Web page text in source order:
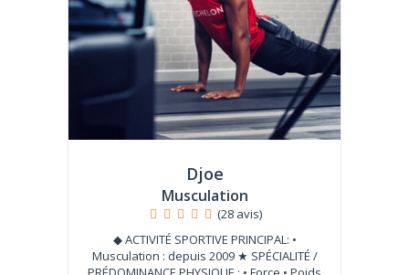
Djoe
Musculation
(28 avis)
◆ ACTIVITÉ SPORTIVE PRINCIPAL: •
Musculation : depuis 2009 ★ SPÉCIALITÉ /